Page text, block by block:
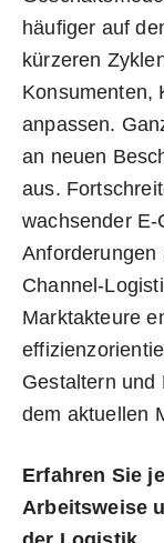
häufiger auf
kürzeren
Konsumenten,
anpassen.
an neuen
aus.
wachsender
Anforderungen
Channel-
Marktakteure
Gestaltern und
dem aktuellen
Erfahren Sie
Arbeitsweise